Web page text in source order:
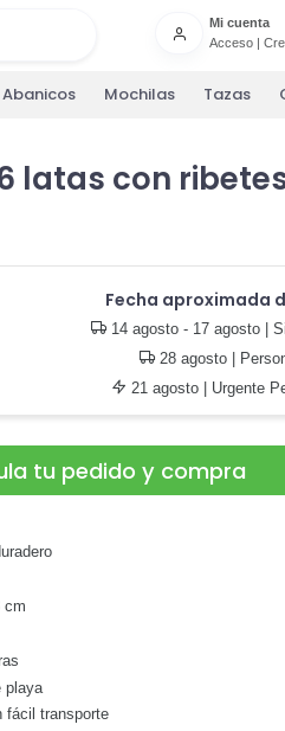
Mi cuenta
Acceso|
Abanicos Mochilas Tazas
latas con
Fecha aproximada
14 agosto - 17 agosto |
28 agosto |
21 agosto| Urgente
tu pedido y compra
cm
playa
fácil transporte